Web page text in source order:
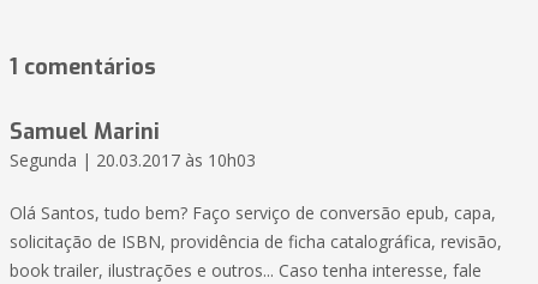
1 comentários
Samuel Marini
Segunda | 20.03.2017 às 10h03
Olá Santos, tudo bem? Faço serviço de conversão epub, capa,
solicitação de ISBN, providência de ficha catalográfica, revisão,
book trailer, ilustrações e outros... Caso tenha interesse, fale